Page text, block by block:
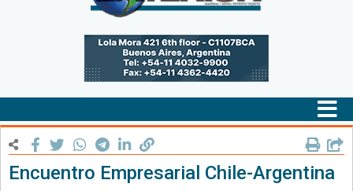
Encuentro Empresarial Chile-Argentina